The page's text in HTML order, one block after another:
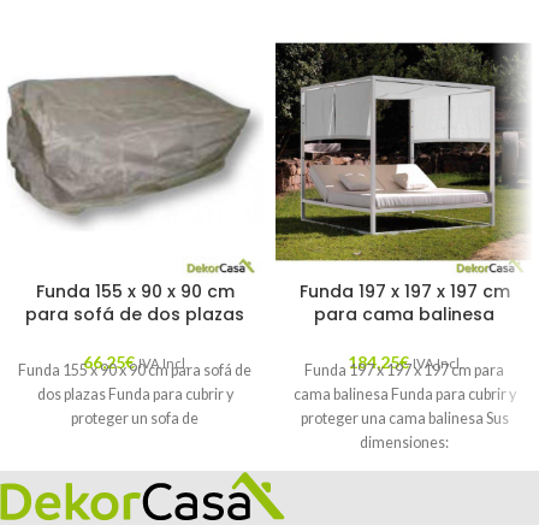
Funda 155 x 90 x 90 cm
para sofá de dos plazas
66,25€ IVA Incl.
Funda 155 x 90 x 90 cm para sofá de
dos plazas Funda para cubrir y
proteger un sofa de
Funda 197 x 197 x 197 cm
para cama balinesa
184,25€ IVA Incl.
Funda 197 x 197 x 197 cm para
cama balinesa Funda para cubrir y
proteger una cama balinesa Sus
dimensiones: